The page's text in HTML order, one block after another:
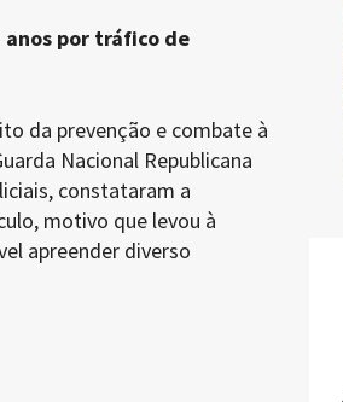
anos por tráfico de
da prevenção e combate à
Nacional Republicana
constataram a
motivo que levou à
apreender diverso